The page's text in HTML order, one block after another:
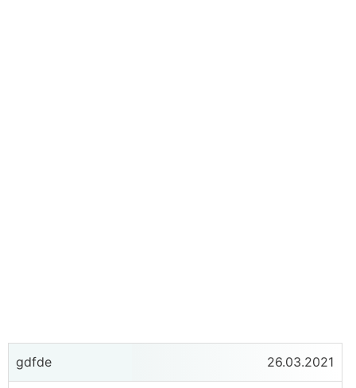
gdfde 26.03.2021